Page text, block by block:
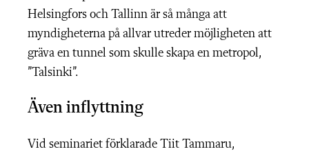
Helsingfors och Tallinn är så många att
myndigheterna på allvar utreder möjligheten att
gräva en tunnel som skulle skapa en metropol,
”Talsinki”.
Även inflyttning
Vid seminariet förklarade Tiit Tammaru,